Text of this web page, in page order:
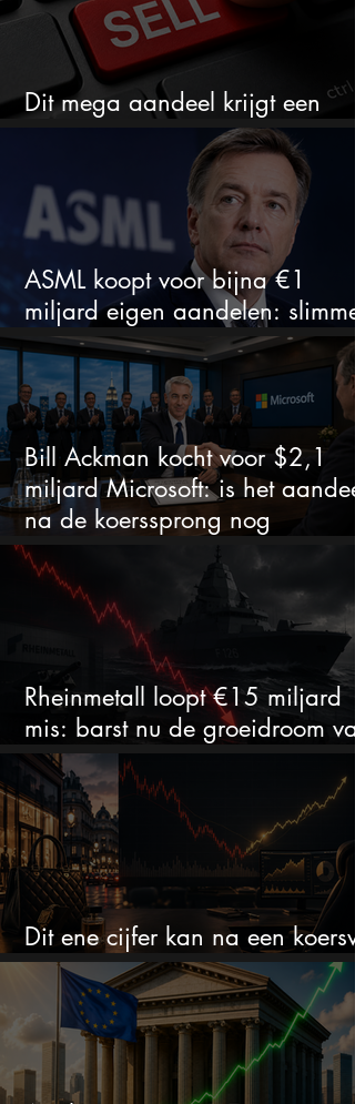
Dit mega aandeel krijgt een
zeldzaam verkoopadvies
ASML koopt voor bijna €1
miljard eigen aandelen: slimme
zet of dure timing?
Bill Ackman kocht voor $2,1
miljard Microsoft: is het aandeel
na de koerssprong nog
aantrekkelijk?
Rheinmetall loopt €15 miljard
mis: barst nu de groeidroom van
het defensiebedrijf?
Dit ene cijfer kan na een
van 50% alles veranderen